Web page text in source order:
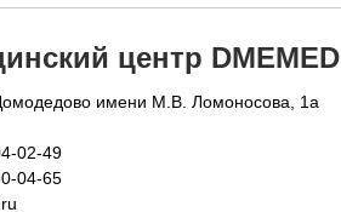
центр DMEMED
имени М.В. Ломоносова, 1а
02-49
04-65